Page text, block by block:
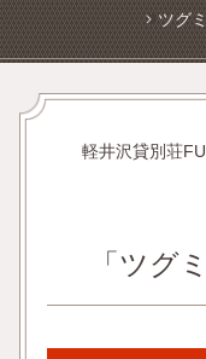
ツグ
軽井沢貸別荘
「ツグ